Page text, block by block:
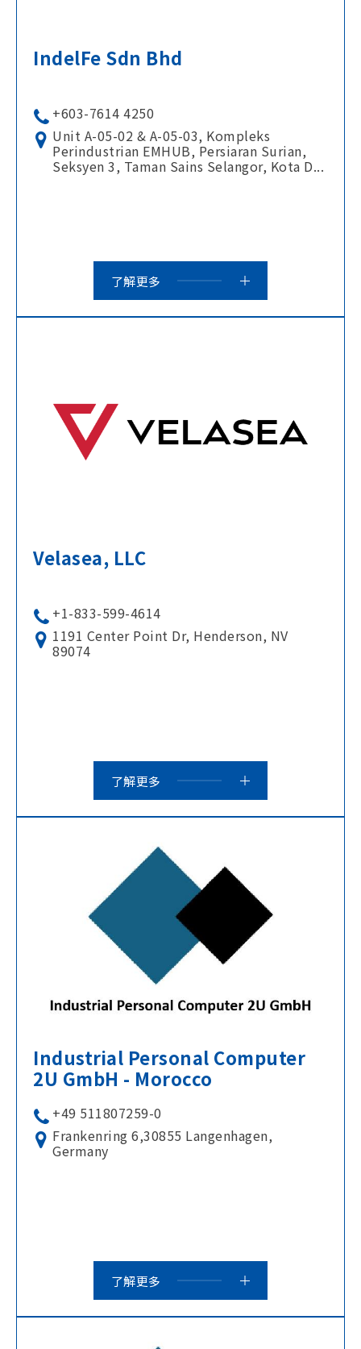
IndelFe Sdn Bhd
+603-7614 4250
Unit A-05-02 & A-05-03, Kompleks
Perindustrian EMHUB, Persiaran Surian,
Seksyen 3, Taman Sains Selangor, Kota D...
了解更多
Velasea, LLC
+1-833-599-4614
1191 Center Point Dr, Henderson, NV
89074
了解更多
Industrial Personal Computer
2U GmbH - Morocco
+49 511807259-0
Frankenring 6,30855 Langenhagen,
Germany
了解更多